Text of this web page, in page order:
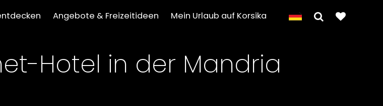
Angebote & Freizeitideen Mein Urlaub auf Korsika
Hotel in der Mandria